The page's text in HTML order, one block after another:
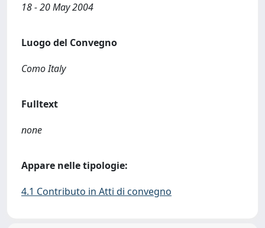
18 - 20 May 2004
Luogo del Convegno
Como Italy
Fulltext
none
Appare nelle tipologie:
4.1 Contributo in Atti di convegno